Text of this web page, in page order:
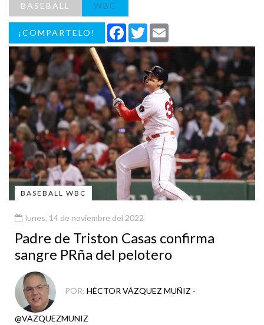
BASEBALL WBC
¡COMPARTELO! Facebook
Twitter
BASEBALL WBC
lunes, 14 de noviembre del 2022
Padre de Triston Casas confirma
sangre PRña del pelotero
POR: HÉCTOR VÁZQUEZ MUÑIZ -
@VAZQUEZMUNIZ